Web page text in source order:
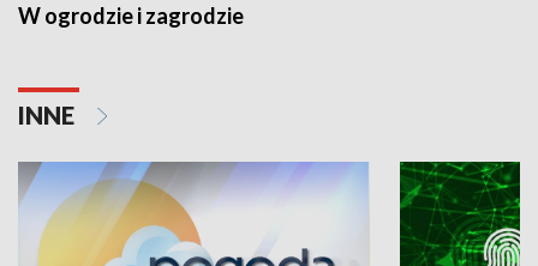
W ogrodzie i zagrodzie
INNE